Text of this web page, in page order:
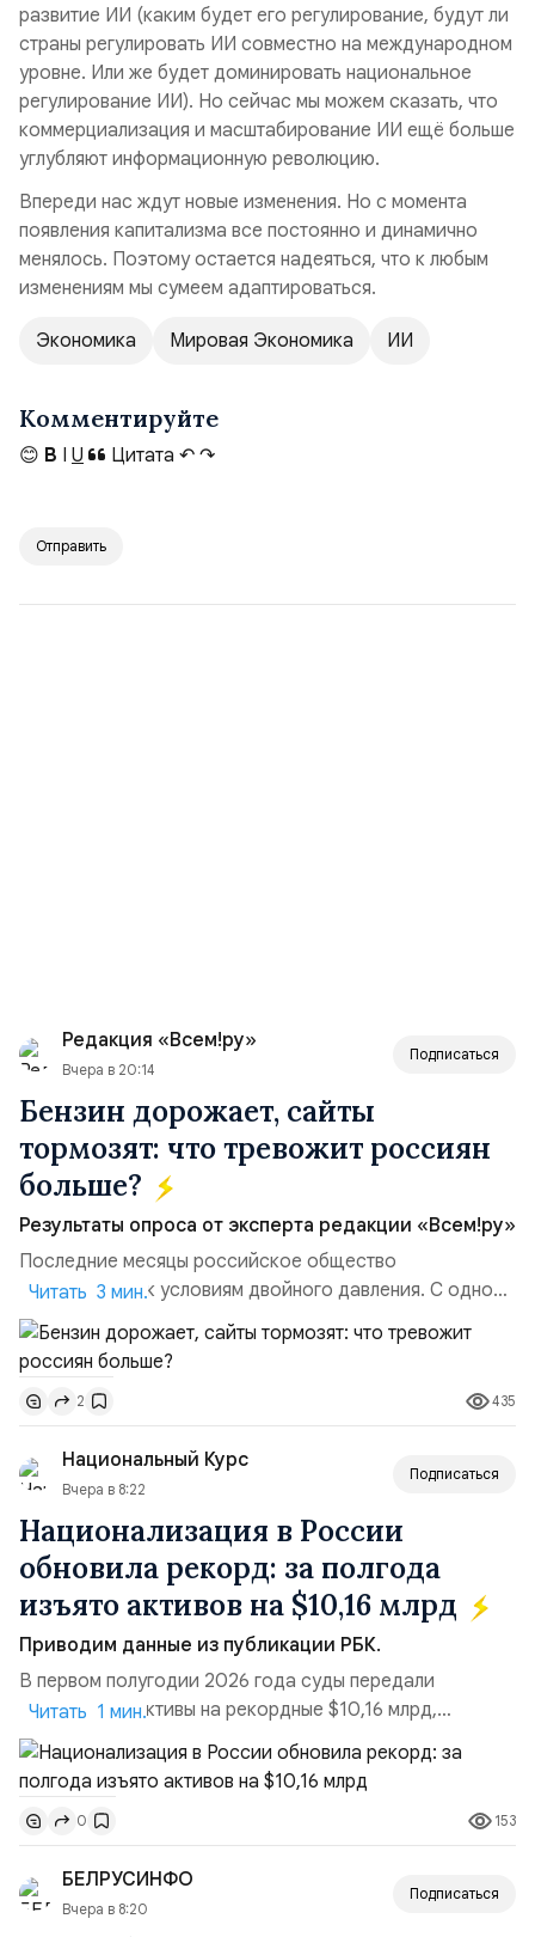
развитие ИИ (каким будет его регулирование, будут ли
страны регулировать ИИ совместно на международном
уровне. Или же будет доминировать национальное
регулирование ИИ). Но сейчас мы можем сказать, что
коммерциализация и масштабирование ИИ ещё больше
углубляют информационную революцию.
Впереди нас ждут новые изменения. Но с момента
появления капитализма все постоянно и динамично
менялось. Поэтому остается надеяться, что к любым
изменениям мы сумеем адаптироваться.
Экономика Мировая Экономика ИИ
Комментируйте
😊 B I U Цитата ↶ ↷
Отправить
Редакция «Всем!ру»
Вчера в 20:14
Подписаться
Бензин дорожает, сайты
тормозят: что тревожит россиян
больше?
Результаты опроса от эксперта редакции «Всем!ру»
Последние месяцы российское общество
адаптируется к условиям двойного давления. С одной
стороны, происходит рост цен на товары первой
необходимости, инфляция и локальные сбои в
поставках бензина. А с другой – технологическая
турбулентность: перебои в работе интернета,
блокировки сайтов, необходимость осваивать VPN и
российские платформы.Что из этого бье...
Читать 3 мин.
2 435
Национальный Курс
Вчера в 8:22
Подписаться
Национализация в России
обновила рекорд: за полгода
изъято активов на $10,16 млрд
Приводим данные из публикации РБК.
В первом полугодии 2026 года суды передали
государству активы на рекордные $10,16 млрд,
подсчитали аналитики AK&M. Это в 2,5 раза больше,
чем за аналогичный период 2025 года ($3,95 млрд).
Всего зафиксировано 15 национализационных
транзакций, которые обеспечили 42,2% денежного
объёма всего российского рынка слияний и
поглощений. Крупнейшей ...
Читать 1 мин.
0 153
БЕЛРУСИНФО
Вчера в 8:20
Подписаться